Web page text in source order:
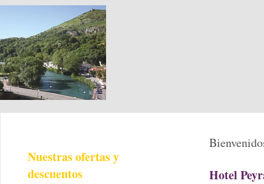
Hotel
Nuestras ofertas y
descuentos